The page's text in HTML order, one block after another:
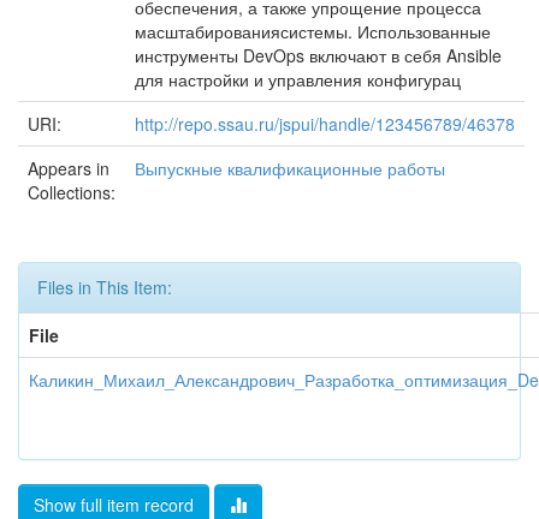
обеспечения, а также упрощение процесса
масштабированиясистемы. Использованные
инструменты DevOps включают в себя Ansible
для настройки и управления конфигурац
URI:
http://repo.ssau.ru/jspui/handle/123456789/46378
Appears in
Collections:
Выпускные квалификационные работы
Files in This Item:
File
Show full item record